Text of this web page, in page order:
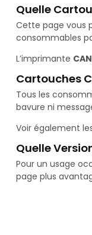
Quelle
Cette page vous
consommables
L’imprimante
Cartouches
Tous les
bavure ni
Voir également
Quelle
Pour un usage
page plus